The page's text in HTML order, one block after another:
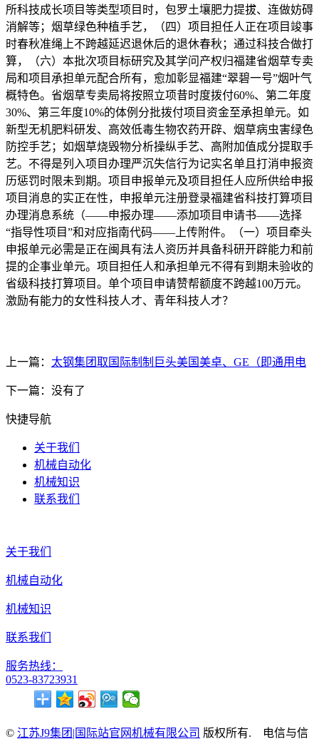
所科技成长项目等类型项目时，包罗土壤肥力提拔、连做妨碍
消解等；烟草绿色种植手艺，（四）项目担任人正在项目竣事
时春秋准绳上不跨越延迟退休后的退休春秋；通过科技合做打
算，（六）本批次项目标研究及其学问产权归福建省烟草专卖
局和项目承担单元配合所有，愈加彰显福建“翠碧一号”烟叶气
概特色。省烟草专卖局将按照立项昔时度拨付60%、第二年度
30%、第三年度10%的体例分批拨付项目资金至承担单元。如
新型无机肥料研发、高效低毒生物农药开辟、烟草病虫害绿色
防控手艺；如烟草烧毁物分析操纵手艺、高附加值成分提取手
艺。不得是列入项目办理严沉失信行为记实名单且打消申报资
历惩罚时限未到期。项目申报单元及项目担任人应所供给申报
项目消息的实正在性，申报单元注册登录福建省科技打算项目
办理消息系统（——申报办理——添加项目申请书——选择
“指导性项目”和对应指南代码——上传附件。（一）项目牵头
申报单元必需是正在闽具有法人资历并具备科研开辟能力和前
提的企事业单元。项目担任人和承担单元不得有到期未验收的
省级科技打算项目。单个项目申请赞帮额度不跨越100万元。
激励有能力的女性科技人才、青年科技人才？
上一篇： 太钢集团取国际制制巨头美国美卓、GE（即通用电
下一篇：没有了
快捷导航
关于我们
机械自动化
机械知识
联系我们
关于我们
机械自动化
机械知识
联系我们
服务热线：
0523-83723931
© 江苏J9集团|国际站官网机械有限公司 版权所有. 电信与信